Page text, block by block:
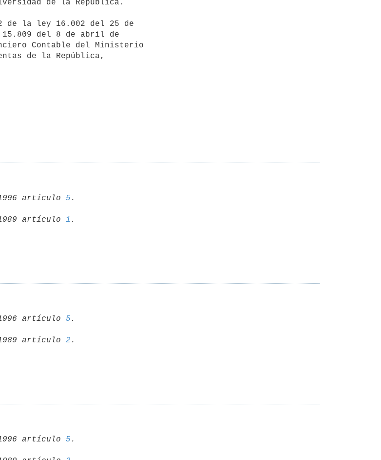
de la República.
del 8 de abril de
Contable del Ministerio
de la República,
artículo 5
artículo 1
artículo 5
artículo 2
artículo 5